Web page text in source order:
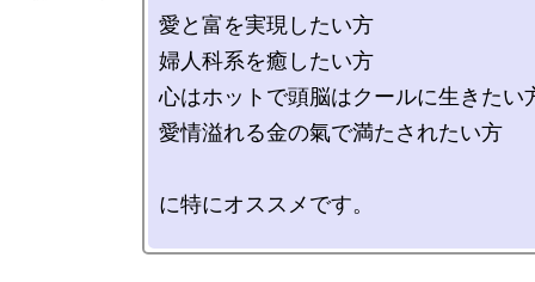
愛と富を実現したい方
婦人科系を癒したい方
心はホットで頭脳はクールに生きたい
愛情溢れる金の氣で満たされたい方
に特にオススメです。